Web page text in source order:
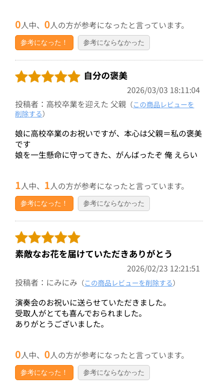
0人中、0人の方が参考になったと言っています。
参考になった！ 参考にならなかった
自分の褒美
2026/03/03 18:11:04
投稿者：高校卒業を迎えた 父親 （この商品レビューを
削除する）
娘に高校卒業のお祝いですが、本心は父親＝私の褒美
です
娘を一生懸命に守ってきた、がんばったぞ 俺 えらい
1人中、 1人の方が参考になったと言っています。
参考になった！ 参考にならなかった
素敵なお花を届けていただきありがとう
2026/02/23 12:21:51
投稿者：にみにみ （この商品レビューを削除する）
演奏会のお祝いに送らせていただきました。
受取人がとても喜んでおられました。
ありがとうございました。
0人中、0人の方が参考になったと言っています。
参考になった！ 参考にならなかった